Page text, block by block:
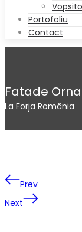
Portofoliu
Contact
Fatade
La Forja România
Prev
Next